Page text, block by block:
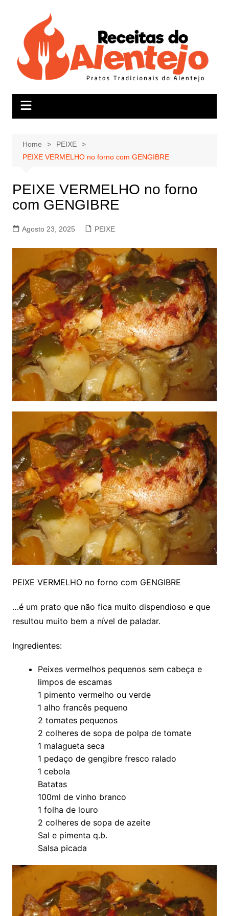
Home
PEIXE
PEIXE VERMELHO no forno com GENGIBRE
PEIXE VERMELHO no forno
com GENGIBRE
Agosto 23, 2025 PEIXE
PEIXE VERMELHO no forno com GENGIBRE
…é um prato que não fica muito dispendioso e que
resultou muito bem a nível de paladar.
Ingredientes:
Peixes vermelhos pequenos sem cabeça e
limpos de escamas
1 pimento vermelho ou verde
1 alho francês pequeno
2 tomates pequenos
2 colheres de sopa de polpa de tomate
1 malagueta seca
1 pedaço de gengibre fresco ralado
1 cebola
Batatas
100ml de vinho branco
1 folha de louro
2 colheres de sopa de azeite
Sal e pimenta q.b.
Salsa picada